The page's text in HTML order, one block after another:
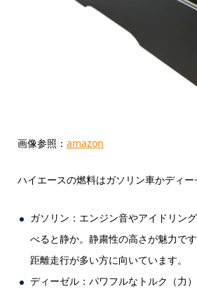
画像参照： amazon
ハイエースの燃料はガソリン車かディー
ガソリン：エンジン音やアイドリン
べると静か。静粛性の高さが魅力で
距離走行が多い方に向いています。
ディーゼル：パワフルなトルク（力